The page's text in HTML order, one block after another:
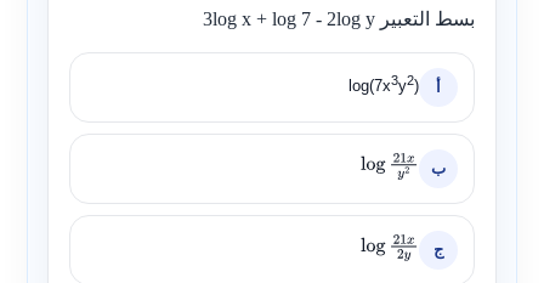
بسط التعبير 3log x + log 7 - 2log y
log(7x3y2)
ب log 21xy
ج log 21x2